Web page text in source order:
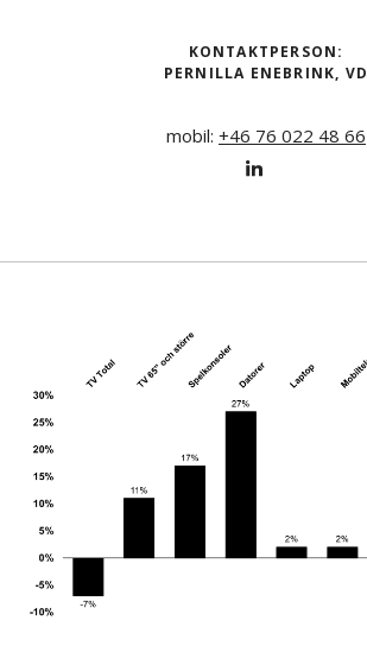
KONTAKTPERSON:
PERNILLA ENEBRINK, VD
mobil: +46 76 022 48 66